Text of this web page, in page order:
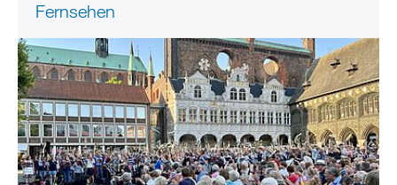
Fernsehen